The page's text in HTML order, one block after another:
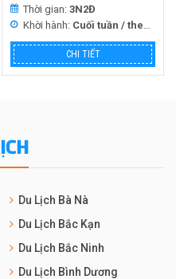
Thời gian: 3N2Đ
Khời hành: Cuối tuần / theo đoàn
CHI TIẾT
Du Lịch Bà Nà
Du Lịch Bắc Kạn
Du Lịch Bắc Ninh
Du Lịch Bình Dương